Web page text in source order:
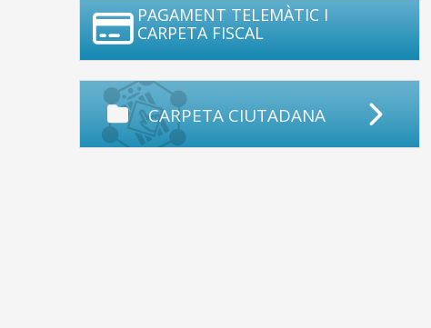
PAGAMENT TELEMÀTIC I
CARPETA FISCAL
CARPETA CIUTADANA